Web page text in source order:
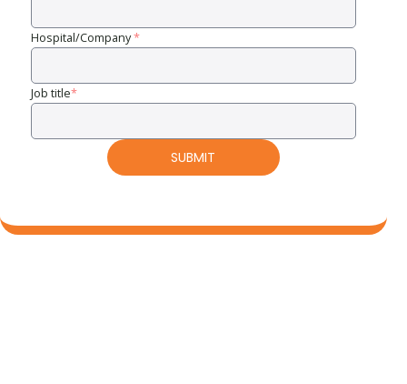
Hospital/Company*
Job title*